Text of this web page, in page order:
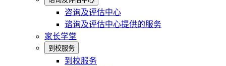
咨询及评估中心
谘询及评估中心提供的服务
家长学堂
到校服务
到校服务